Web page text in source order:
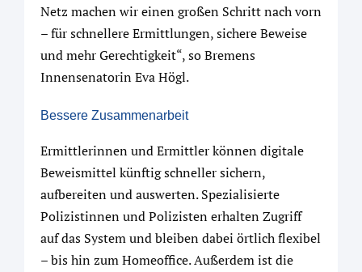
Netz machen wir einen großen Schritt nach vorn
– für schnellere Ermittlungen, sichere Beweise
und mehr Gerechtigkeit“, so Bremens
Innensenatorin Eva Högl.
Bessere Zusammenarbeit
Ermittlerinnen und Ermittler können digitale
Beweismittel künftig schneller sichern,
aufbereiten und auswerten. Spezialisierte
Polizistinnen und Polizisten erhalten Zugriff
auf das System und bleiben dabei örtlich flexibel
– bis hin zum Homeoffice. Außerdem ist die